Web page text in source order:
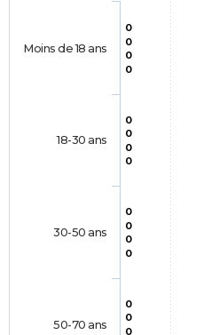
0
0
0
0
0
0
0
0
0
0
0
0
0
0
0
Moins de 18 ans
18-30 ans
30-50 ans
50-70 ans